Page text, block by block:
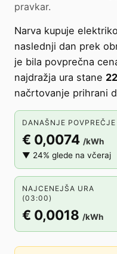
pravkar.
Narva kupuje
naslednji dan prek
je bila povprečna
najdražja ura stane
načrtovanje prihrani
DANAŠNJE POVPREČJE
€ 0,0074 /kWh
▼ 24% glede na včeraj
NAJCENEJŠA URA
(03:00)
€ 0,0018 /kWh